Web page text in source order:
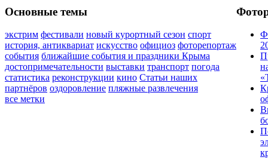
Основные темы
экстрим фестивали новый курортный сезон спорт
история, антиквариат искусство официоз фоторепортаж
события ближайшие события и праздники Крыма
достопримечательности выставки транспорт погода
статистика реконструкции кино Статьи наших
партнёров оздоровление пляжные развлечения
все метки